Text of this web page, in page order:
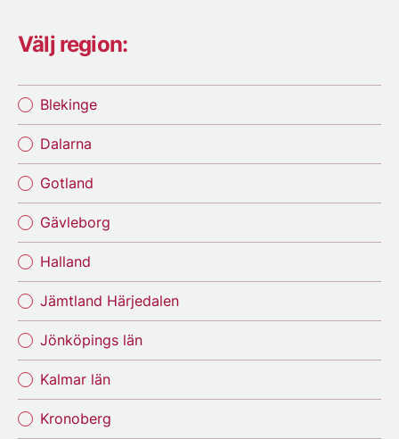
Välj region:
Blekinge
Dalarna
Gotland
Gävleborg
Halland
Jämtland Härjedalen
Jönköpings län
Kalmar län
Kronoberg